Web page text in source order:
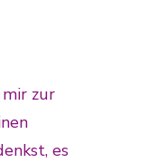
zur
es